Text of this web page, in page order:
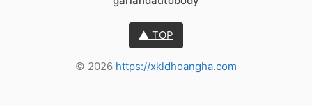
▲ TOP
© 2026 https://xkldhoangha.com